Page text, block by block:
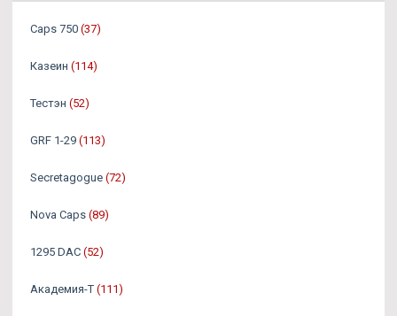
Caps 750 (37)
Казеин (114)
Тестэн (52)
GRF 1-29 (113)
Secretagogue (72)
Nova Caps (89)
1295 DAC (52)
Академия-Т (111)